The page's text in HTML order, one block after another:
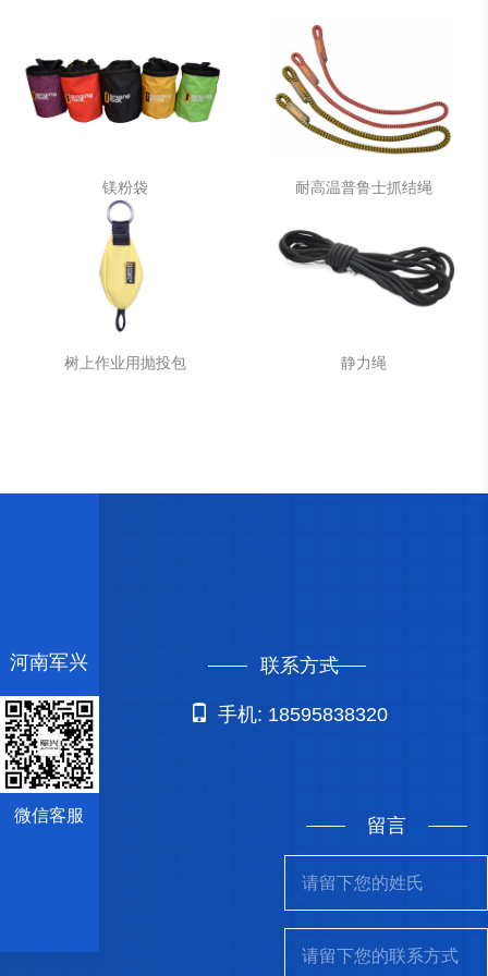
镁粉袋 耐高温普鲁士抓结绳
树上作业用抛投包 静力绳
河南军兴
微信客服
联系方式
手机: 18595838320
留言